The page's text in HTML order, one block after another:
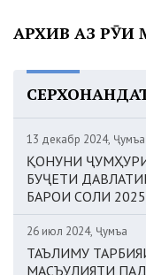
АРХИВ АЗ РӮИ
13 декабр 2024, Ҷумъа
ҚОНУНИ
БУҶЕТИ
БАРОИ СОЛИ 2025
26 июл 2024, Ҷумъа
ТАЪЛИМУ
МАСЪУЛИЯТИ